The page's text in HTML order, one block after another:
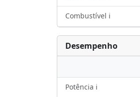
Combustível ℹ️
Desempenho
Potência ℹ️